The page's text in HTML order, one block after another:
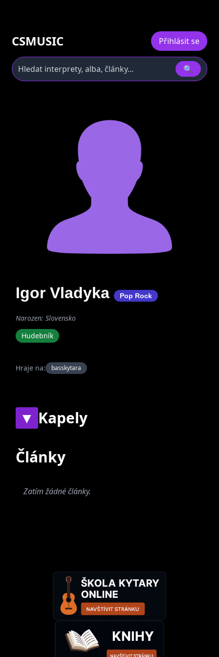
CSMUSIC Přihlásit se
🔍
Igor Vladyka Pop Rock
Narozen: Slovensko
Hudebník
Hraje na: basskytara
▼ Kapely
Současné
žádné skupiny.
Články
Zatím žádné články.